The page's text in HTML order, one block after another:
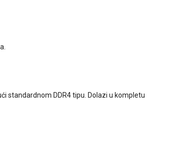
standardnom DDR4 tipu. Dolazi u kompletu